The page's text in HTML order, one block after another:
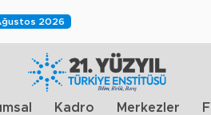
2026
Kadro Merkezler